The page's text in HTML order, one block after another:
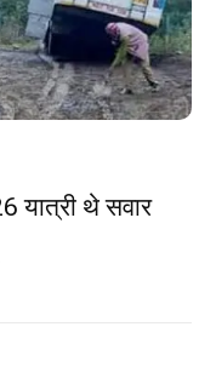
यात्री थे सवार